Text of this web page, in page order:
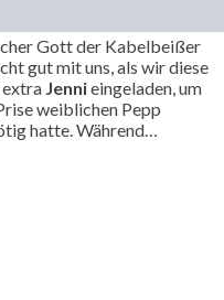
Gott der Kabelbeißer
gut mit uns, als wir diese
extra Jennieingeladen, um
weiblichen Pepp
hatte. Während…